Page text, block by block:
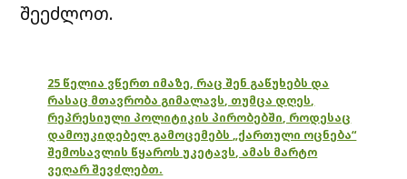
შეეძლოთ.
25 წელია ვწერთ იმაზე, რაც შენ გაწუხებს და
რასაც მთავრობა გიმალავს, თუმცა დღეს,
რეპრესიული პოლიტიკის პირობებში, როდესაც
დამოუკიდებელ გამოცემებს „ქართული ოცნება“
შემოსავლის წყაროს უკეტავს, ამას მარტო
ვეღარ შევძლებთ.